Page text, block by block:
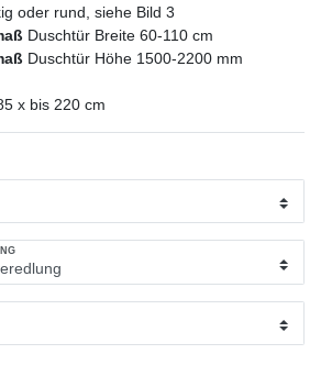
oder rund, siehe Bild 3
Duschtür Breite 60-110 cm
Duschtür Höhe 1500-2200 mm
x bis 220 cm